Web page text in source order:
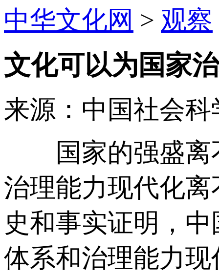
中华文化网 > 观察
文化可以为国家
来源：中国社会科
国家的强盛离
治理能力现代化
史和事实证明，
体系和治理能力